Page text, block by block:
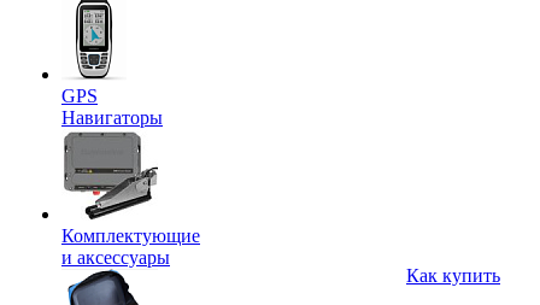
GPS
Навигаторы
Комплектующие
и аксессуары
Как купить